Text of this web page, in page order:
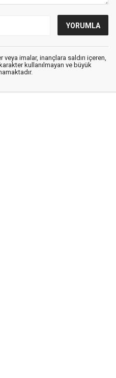
imalar, inançlara saldırı içeren,
kullanılmayan ve büyük